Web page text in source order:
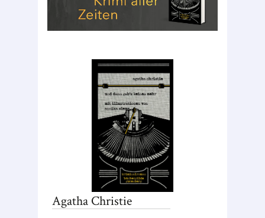
Agatha Christie